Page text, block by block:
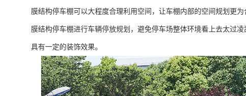
膜结构停车棚可以大程度合理利用空间，让车棚内部的空间规划更
膜结构停车棚进行车辆停放规划，避免停车场整体环境看上去太过
具有一定的装饰效果。